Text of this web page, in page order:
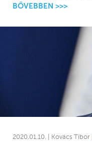
BŐVEBBEN >>>
2020.01.10. | Kovács Tibor |